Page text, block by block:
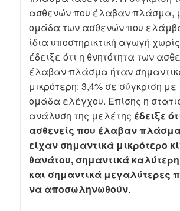
ασθενών που έλαβαν πλάσμα,
ομάδα των ασθενών που
ίδια υποστηρικτική αγωγή
έδειξε ότι η θνητότητα των
έλαβαν πλάσμα ήταν
μικρότερη: 3,4% σε σύγκριση με
ομάδα ελέγχου. Επίσης η
ανάλυση της μελέτης έδειξε
ασθενείς που έλαβαν
είχαν σημαντικά μικρότερο
θανάτου, σημαντικά
και σημαντικά μεγαλύτερες
να αποσωληνωθούν.